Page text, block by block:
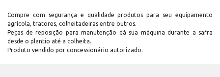
Compre com segurança e qualidade produtos para seu equipamento
agrícola, tratores, colheitadeiras entre outros.
Peças de reposição para manutenção dá sua máquina durante a safra
desde o plantio até a colheita.
Produto vendido por concessionário autorizado.